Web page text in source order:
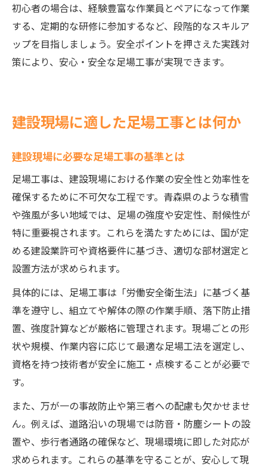
初心者の場合は、経験豊富な作業員とペアになって作業
する、定期的な研修に参加するなど、段階的なスキルア
ップを目指しましょう。安全ポイントを押さえた実践対
策により、安心・安全な足場工事が実現できます。
建設現場に適した足場工事とは何か
建設現場に必要な足場工事の基準とは
足場工事は、建設現場における作業の安全性と効率性を
確保するために不可欠な工程です。青森県のような積雪
や強風が多い地域では、足場の強度や安定性、耐候性が
特に重要視されます。これらを満たすためには、国が定
める建設業許可や資格要件に基づき、適切な部材選定と
設置方法が求められます。
具体的には、足場工事は「労働安全衛生法」に基づく基
準を遵守し、組立てや解体の際の作業手順、落下防止措
置、強度計算などが厳格に管理されます。現場ごとの形
状や規模、作業内容に応じて最適な足場工法を選定し、
資格を持つ技術者が安全に施工・点検することが必要で
す。
また、万が一の事故防止や第三者への配慮も欠かせませ
ん。例えば、道路沿いの現場では防音・防塵シートの設
置や、歩行者通路の確保など、現場環境に即した対応が
求められます。これらの基準を守ることが、安心して現